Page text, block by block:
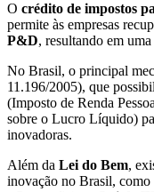
O crédito de impostos
permite às empresas
P&D, resultando em
No Brasil, o principal
11.196/2005), que
(Imposto de Renda
sobre o Lucro Líquido)
inovadoras.
Além da Lei do Bem,
inovação no Brasil, como